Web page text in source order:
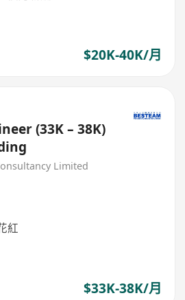
$20K-40K/月
(33K – 38K)
Limited
紅
$33K-38K/月